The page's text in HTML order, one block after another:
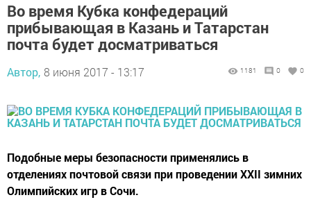
Во время Кубка конфедераций
прибывающая в Казань и Татарстан
почта будет досматриваться
Автор, 8 июня 2017 - 13:17 1181 0 0
Подобные меры безопасности применялись в
отделениях почтовой связи при проведении XXII зимних
Олимпийских игр в Сочи.